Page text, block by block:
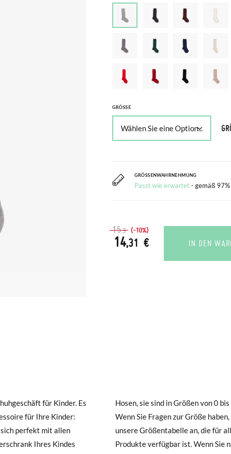
GRÖSSE
GRÖSSENWAHRNEHMUNG
Passt wie erwartet - gemäß
15,9 (-10%)
14,31 € IN DEN
für Kinder. Es
für Ihre Kinder:
perfekt mit allen
Ihres Kindes
0 bis 10 Jahren erhältlich.
schauen Sie sich
für alle Pisamonas-
nach einem anderen
ab 40 € kostenlos. Für Bestellungen unter 40 € kostet der
bis 6 Werktage. Bitte beachten Sie, dass die Bestellung vor 15:00
erst am darauffolgenden Tag zugestellt wird.